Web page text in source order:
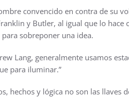
convencido en contra de su
y Butler, al igual que lo
sobreponer una idea.
Lang, generalmente usamos
para iluminar.”
hechos y lógica no son las llaves